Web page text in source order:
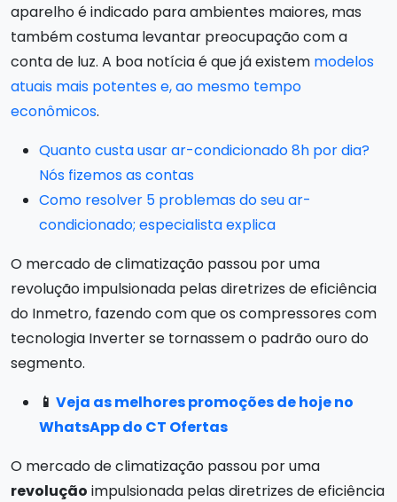
aparelho é indicado para ambientes maiores, mas
também costuma levantar preocupação com a
conta de luz. A boa notícia é que já existem modelos
atuais mais potentes e, ao mesmo tempo
econômicos.
Quanto custa usar ar-condicionado 8h por dia?
Nós fizemos as contas
Como resolver 5 problemas do seu ar-
condicionado; especialista explica
O mercado de climatização passou por uma
revolução impulsionada pelas diretrizes de eficiência
do Inmetro, fazendo com que os compressores com
tecnologia Inverter se tornassem o padrão ouro do
segmento.
📱 Veja as melhores promoções de hoje no
WhatsApp do CT Ofertas
O mercado de climatização passou por uma
revolução impulsionada pelas diretrizes de eficiência